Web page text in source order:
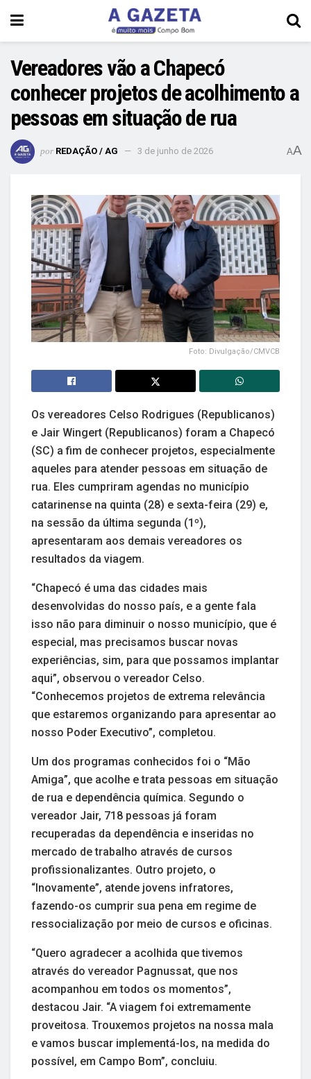
Vereadores vão a Chapecó
conhecer projetos de acolhimento a
pessoas em situação de rua
por REDAÇÃO / AG 3 de junho de 2026 AA
Foto: Divulgação/CMVCB
Os vereadores Celso Rodrigues (Republicanos)
e Jair Wingert (Republicanos) foram a Chapecó
(SC) a fim de conhecer projetos, especialmente
aqueles para atender pessoas em situação de
rua. Eles cumpriram agendas no município
catarinense na quinta (28) e sexta-feira (29) e,
na sessão da última segunda (1º),
apresentaram aos demais vereadores os
resultados da viagem.
“Chapecó é uma das cidades mais
desenvolvidas do nosso país, e a gente fala
isso não para diminuir o nosso município, que é
especial, mas precisamos buscar novas
experiências, sim, para que possamos implantar
aqui”, observou o vereador Celso.
“Conhecemos projetos de extrema relevância
que estaremos organizando para apresentar ao
nosso Poder Executivo”, completou.
Um dos programas conhecidos foi o “Mão
Amiga”, que acolhe e trata pessoas em situação
de rua e dependência química. Segundo o
vereador Jair, 718 pessoas já foram
recuperadas da dependência e inseridas no
mercado de trabalho através de cursos
profissionalizantes. Outro projeto, o
“Inovamente”, atende jovens infratores,
fazendo-os cumprir sua pena em regime de
ressocialização por meio de cursos e oficinas.
“Quero agradecer a acolhida que tivemos
através do vereador Pagnussat, que nos
acompanhou em todos os momentos”,
destacou Jair. “A viagem foi extremamente
proveitosa. Trouxemos projetos na nossa mala
e vamos buscar implementá-los, na medida do
possível, em Campo Bom”, concluiu.